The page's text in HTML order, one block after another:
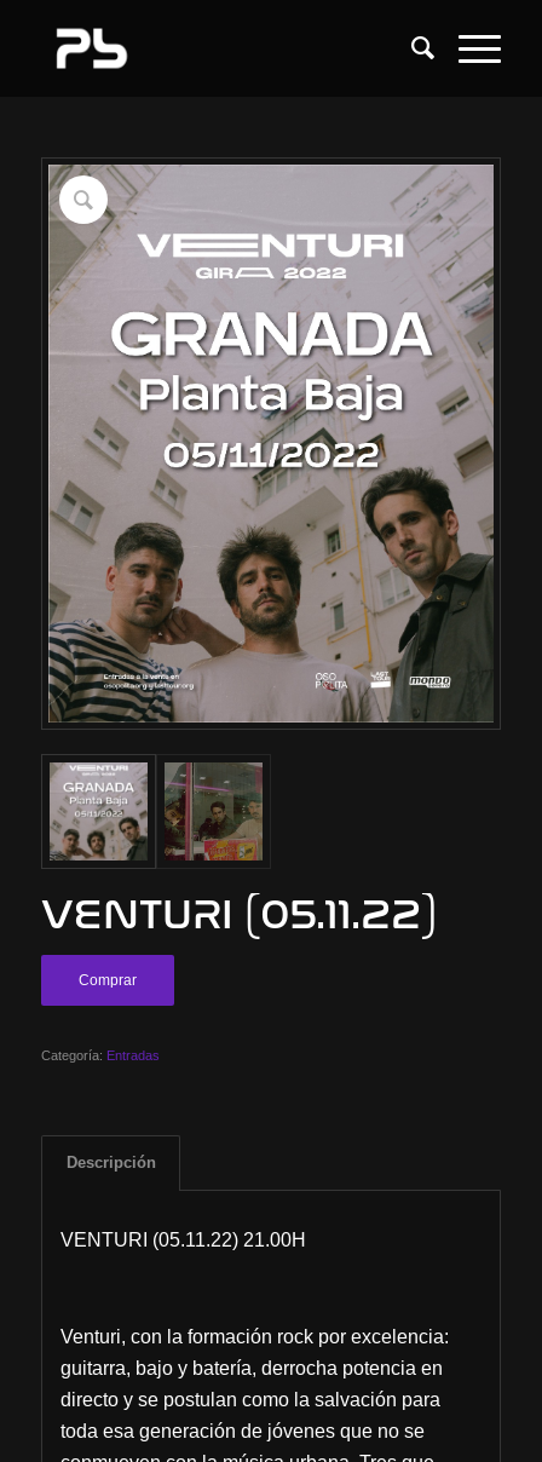
VENTURI (05.11.22)
Comprar
Categoría: Entradas
Descripción
VENTURI (05.11.22) 21.00H
Venturi, con la formación rock por excelencia:
guitarra, bajo y batería, derrocha potencia en
directo y se postulan como la salvación para
toda esa generación de jóvenes que no se